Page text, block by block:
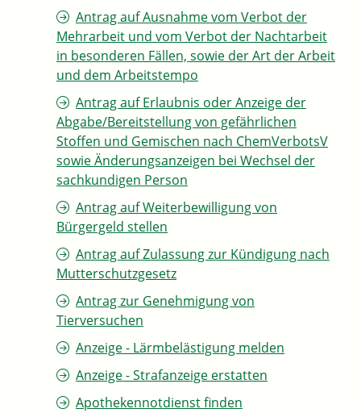
Antrag auf Ausnahme vom Verbot der
Mehrarbeit und vom Verbot der Nachtarbeit
in besonderen Fällen, sowie der Art der Arbeit
und dem Arbeitstempo
Antrag auf Erlaubnis oder Anzeige der
Abgabe/Bereitstellung von gefährlichen
Stoffen und Gemischen nach ChemVerbotsV
sowie Änderungsanzeigen bei Wechsel der
sachkundigen Person
Antrag auf Weiterbewilligung von
Bürgergeld stellen
Antrag auf Zulassung zur Kündigung nach
Mutterschutzgesetz
Antrag zur Genehmigung von
Tierversuchen
Anzeige - Lärmbelästigung melden
Anzeige - Strafanzeige erstatten
Apothekennotdienst finden